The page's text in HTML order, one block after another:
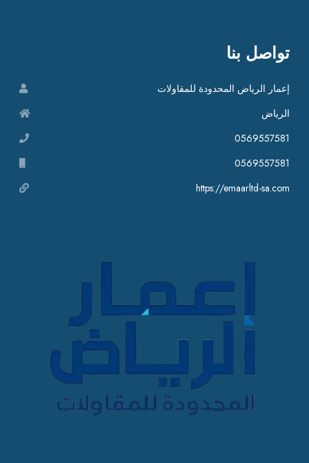
تواصل بنا
إعمار الرياض المحدودة للمقاولات
الرياض
0569557581
0569557581
https://emaarltd-sa.com